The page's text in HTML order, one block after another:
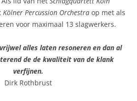
Kölner Percussion Orchestra op met als
voor maximaal 13 slagwerkers.
alles laten resoneren en dan al
de de kwaliteit van de klank
verfijnen.
Dirk Rothbrust